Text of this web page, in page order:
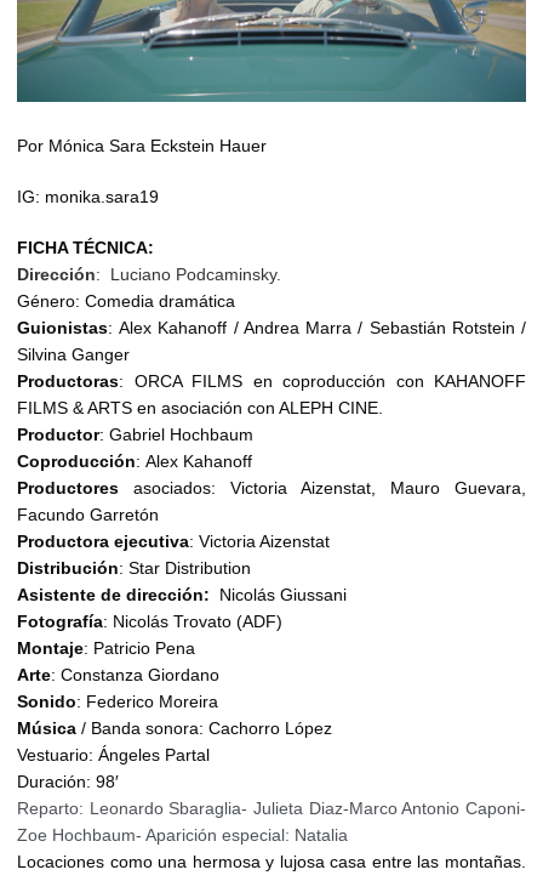
Por Mónica Sara Eckstein Hauer
IG: monika.sara19
FICHA TÉCNICA:
Dirección: Luciano Podcaminsky.
Género: Comedia dramática
Guionistas: Alex Kahanoff / Andrea Marra / Sebastián Rotstein /
Silvina Ganger
Productoras: ORCA FILMS en coproducción con KAHANOFF
FILMS & ARTS en asociación con ALEPH CINE.
Productor: Gabriel Hochbaum
Coproducción: Alex Kahanoff
Productores asociados: Victoria Aizenstat, Mauro Guevara,
Facundo Garretón
Productora ejecutiva: Victoria Aizenstat
Distribución: Star Distribution
Asistente de dirección: Nicolás Giussani
Fotografía: Nicolás Trovato (ADF)
Montaje: Patricio Pena
Arte: Constanza Giordano
Sonido: Federico Moreira
Música / Banda sonora: Cachorro López
Vestuario: Ángeles Partal
Duración: 98′
Reparto: Leonardo Sbaraglia- Julieta Diaz-Marco Antonio Caponi-
Zoe Hochbaum- Aparición especial: Natalia
Locaciones como una hermosa y lujosa casa entre las montañas.